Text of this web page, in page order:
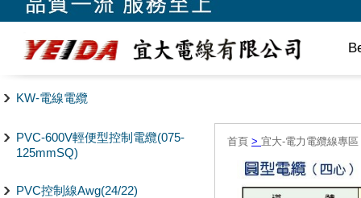
KW-電線電纜
PVC-600V輕便型控制電纜(075-
125mmSQ)
PVC控制線Awg(24/22)
首頁 > 宜大-電力電纜線專區